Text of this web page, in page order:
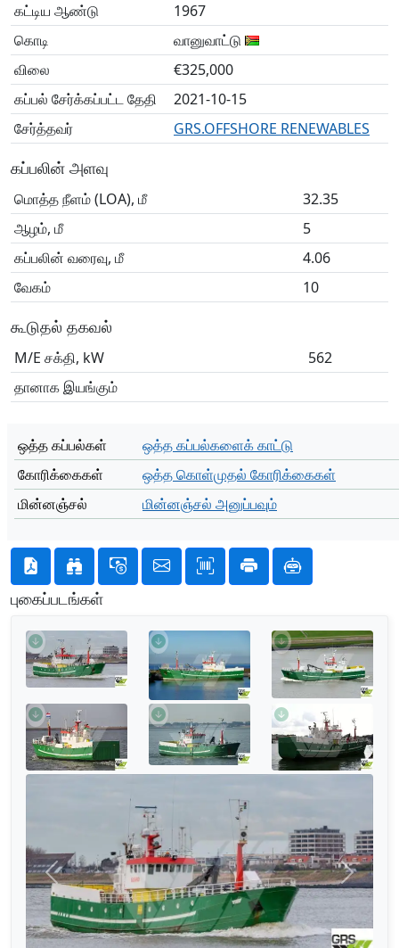
கட்டிய ஆண்டு
1967
கொடி
வானுவாட்டு
விலை
€325,000
கப்பல் சேர்க்கப்பட்ட தேதி
2021-10-15
சேர்த்தவர்
GRS.OFFSHORE RENEWABLES
கப்பலின் அளவு
மொத்த நீளம் (LOA), மீ
32.35
ஆழம், மீ
5
கப்பலின் வரைவு, மீ
4.06
வேகம்
10
கூடுதல் தகவல்
M/E சக்தி, kW
562
தானாக இயங்கும்
ஒத்த கப்பல்கள்
ஒத்த கப்பல்களைக் காட்டு
கோரிக்கைகள்
ஒத்த கொள்முதல் கோரிக்கைகள்
மின்னஞ்சல்
மின்னஞ்சல் அனுப்பவும்
புகைப்படங்கள்
முந்தையது